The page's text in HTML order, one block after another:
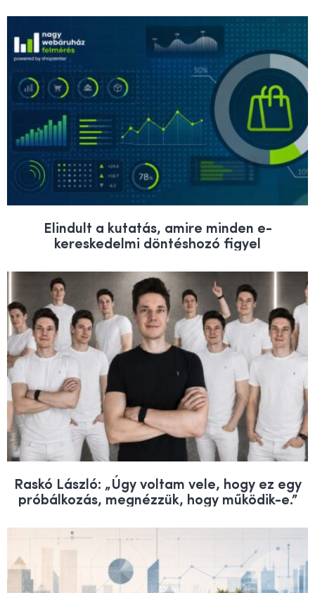
Elindult a kutatás, amire minden e-
kereskedelmi döntéshozó figyel
Raskó László: „Úgy voltam vele, hogy ez egy
próbálkozás, megnézzük, hogy működik-e.”